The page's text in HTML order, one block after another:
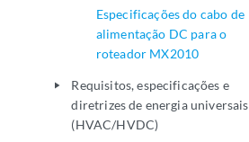
Especificações do cabo de
alimentação DC para o
roteador MX2010
play_arrow
Requisitos, especificações e
diretrizes de energia universais
(HVAC/HVDC)